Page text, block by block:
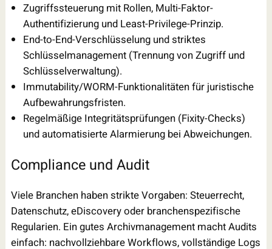
Zugriffssteuerung mit Rollen, Multi-Faktor-
Authentifizierung und Least-Privilege-Prinzip.
End-to-End-Verschlüsselung und striktes
Schlüsselmanagement (Trennung von Zugriff und
Schlüsselverwaltung).
Immutability/WORM-Funktionalitäten für juristische
Aufbewahrungsfristen.
Regelmäßige Integritätsprüfungen (Fixity-Checks)
und automatisierte Alarmierung bei Abweichungen.
Compliance und Audit
Viele Branchen haben strikte Vorgaben: Steuerrecht,
Datenschutz, eDiscovery oder branchenspezifische
Regularien. Ein gutes Archivmanagement macht Audits
einfach: nachvollziehbare Workflows, vollständige Logs